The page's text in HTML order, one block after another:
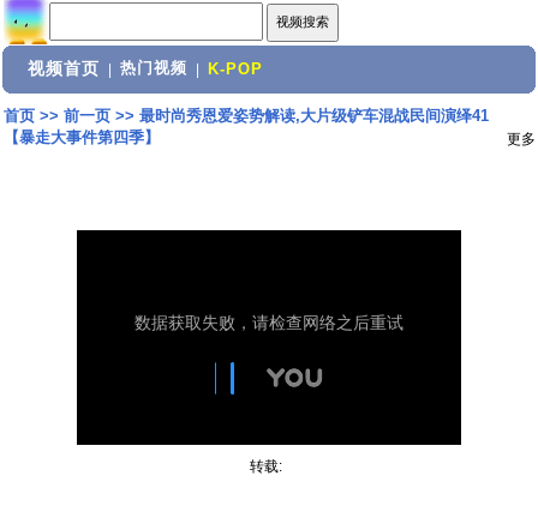
视频首页 热门视频 K-POP
首页>> 前一页>> 最时尚秀恩爱姿势解读,大片级铲车混战民间演绎41
【暴走大事件第四季】
更多
转载: